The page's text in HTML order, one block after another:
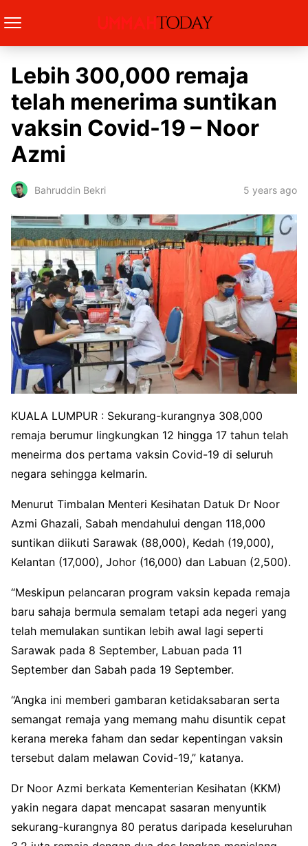
Lebih 300,000 remaja
telah menerima suntikan
vaksin Covid-19 – Noor
Azmi
Bahruddin Bekri 5 years ago
KUALA LUMPUR : Sekurang-kurangnya 308,000
remaja berumur lingkungkan 12 hingga 17 tahun telah
meneirma dos pertama vaksin Covid-19 di seluruh
negara sehingga kelmarin.
Menurut Timbalan Menteri Kesihatan Datuk Dr Noor
Azmi Ghazali, Sabah mendahului dengan 118,000
suntikan diikuti Sarawak (88,000), Kedah (19,000),
Kelantan (17,000), Johor (16,000) dan Labuan (2,500).
“Meskipun pelancaran program vaksin kepada remaja
baru sahaja bermula semalam tetapi ada negeri yang
telah memulakan suntikan lebih awal lagi seperti
Sarawak pada 8 September, Labuan pada 11
September dan Sabah pada 19 September.
“Angka ini memberi gambaran ketidaksabaran serta
semangat remaja yang memang mahu disuntik cepat
kerana mereka faham dan sedar kepentingan vaksin
tersebut dalam melawan Covid-19,” katanya.
Dr Noor Azmi berkata Kementerian Kesihatan (KKM)
yakin negara dapat mencapat sasaran menyuntik
sekurang-kurangnya 80 peratus daripada keseluruhan